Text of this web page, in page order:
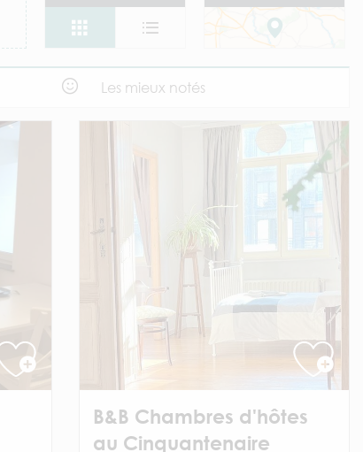
Les mieux notés
B&B Chambres d'hôtes
au Cinquantenaire